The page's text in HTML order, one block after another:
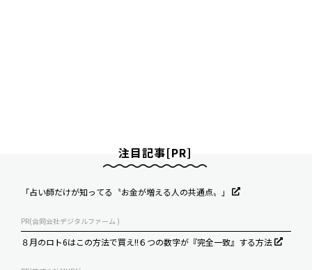
注目記事[PR]
「占い師だけが知ってる〝お金が増える人の共通点〟」
PR(合同会社デジタルファーム )
８月のロト6はこの方法で買え!!６つの数字が『完全一致』する方法